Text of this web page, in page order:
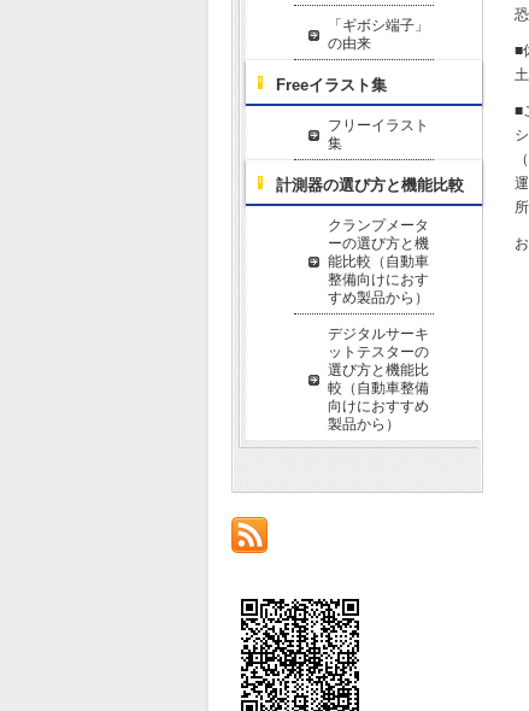
■
■
「ギボシ端子」
の由来
Freeイラスト集
フリーイラスト
集
計測器の選び方と機能比較
クランプメータ
ーの選び方と機
能比較（自動車
整備向けにおす
すめ製品から）
デジタルサーキ
ットテスターの
選び方と機能比
較（自動車整備
向けにおすすめ
製品から）